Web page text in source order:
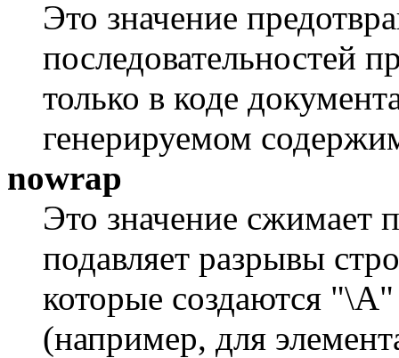
Это значение
последовательностей
только в коде
генерируемом
nowrap
Это значение сжимает
подавляет разрывы
которые создаются
(например, для